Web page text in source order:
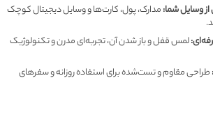
وسایل شما:مدارک، پول، کارت‌ها و وسایل دیجیتال کوچک
لمس قفل و باز شدن آن، تجربه‌ای مدرن و تکنولوژیک
طراحی مقاوم و تست‌شده برای استفاده روزانه و سفرهای